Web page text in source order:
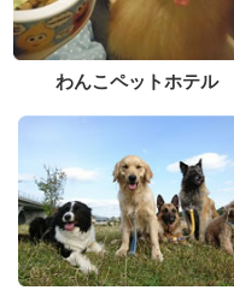
わんこペットホテル